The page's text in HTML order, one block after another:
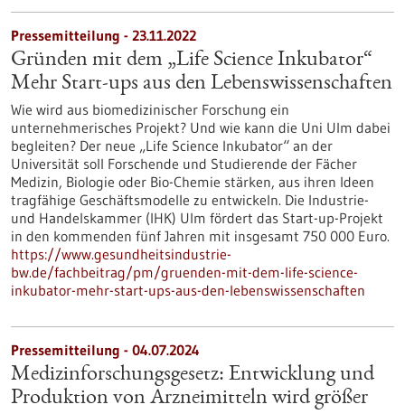
Pressemitteilung - 23.11.2022
Gründen mit dem „Life Science Inkubator“
Mehr Start-ups aus den Lebenswissenschaften
Wie wird aus biomedizinischer Forschung ein
unternehmerisches Projekt? Und wie kann die Uni Ulm dabei
begleiten? Der neue „Life Science Inkubator“ an der
Universität soll Forschende und Studierende der Fächer
Medizin, Biologie oder Bio-Chemie stärken, aus ihren Ideen
tragfähige Geschäftsmodelle zu entwickeln. Die Industrie-
und Handelskammer (IHK) Ulm fördert das Start-up-Projekt
in den kommenden fünf Jahren mit insgesamt 750 000 Euro.
https://www.gesundheitsindustrie-
bw.de/fachbeitrag/pm/gruenden-mit-dem-life-science-
inkubator-mehr-start-ups-aus-den-lebenswissenschaften
Pressemitteilung - 04.07.2024
Medizinforschungsgesetz: Entwicklung und
Produktion von Arzneimitteln wird größer